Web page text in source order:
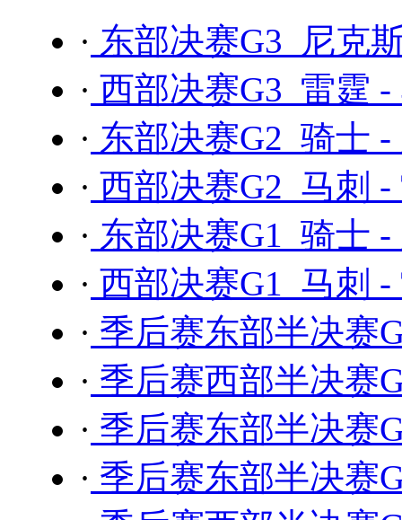
· 东部决赛G3 尼克
· 西部决赛G3 雷霆
· 东部决赛G2 骑士
· 西部决赛G2 马刺
· 东部决赛G1 骑士
· 西部决赛G1 马刺
· 季后赛东部半决赛
· 季后赛西部半决赛
· 季后赛东部半决赛
· 季后赛东部半决赛